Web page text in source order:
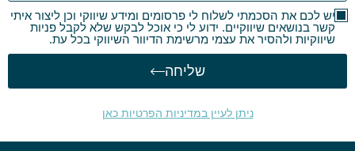
יש לכם את הסכמתי לשלוח לי פרסומים ומידע שיווקי וכן ליצור איתי
קשר בנושאים שיווקיים. ידוע לי כי אוכל לבקש שלא לקבל פניות
שיווקיות ולהסיר את עצמי מרשימת הדיוור השיווקי בכל עת.
שליחה
ניתן לעיין במדיניות הפרטיות כאן